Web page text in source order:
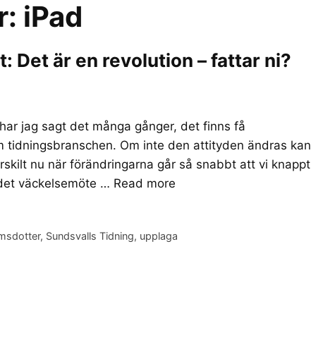
iPad
Det är en revolution – fattar ni?
jag sagt det många gånger, det finns få
tidningsbranschen. Om inte den attityden ändras kan
nu när förändringarna går så snabbt att vi knappt
väckelsemöte … Read more
, Sundsvalls Tidning, upplaga